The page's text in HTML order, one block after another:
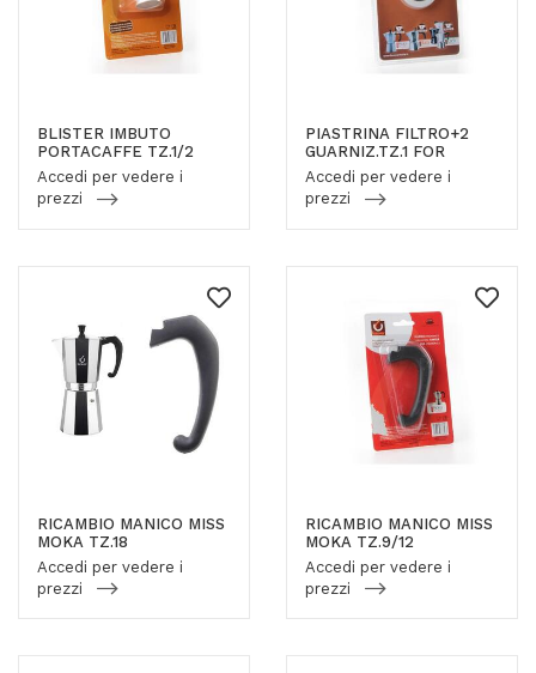
BLISTER IMBUTO
PORTACAFFE TZ.1/2
Accedi per vedere i
prezzi
PIASTRINA FILTRO+2
GUARNIZ.TZ.1 FOR
Accedi per vedere i
prezzi
RICAMBIO MANICO MISS
MOKA TZ.18
Accedi per vedere i
prezzi
RICAMBIO MANICO MISS
MOKA TZ.9/12
Accedi per vedere i
prezzi